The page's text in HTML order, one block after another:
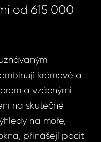
od 615 000
krémové a
a vzácnými
na skutečné
na moře,
přinášejí pocit